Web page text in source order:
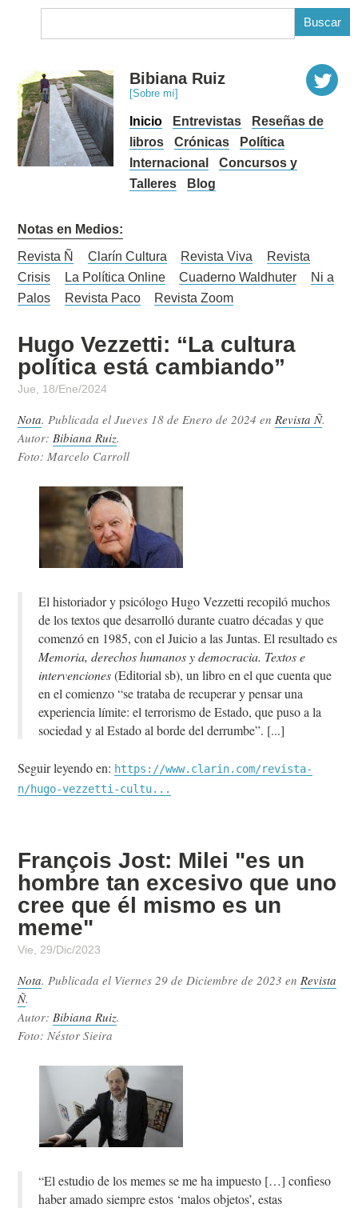
Bibiana Ruiz
[Sobre mí]
Inicio Entrevistas
Reseñas de
libros
Crónicas
Política
Internacional
Concursos y
Talleres
Blog
Notas en Medios:
Revista Ñ
Clarín Cultura Revista Viva
Revista
Crisis
La Política Online Cuaderno Waldhuter
Ni a
Palos
Revista Paco Revista Zoom
Hugo Vezzetti: “La cultura
política está cambiando”
Jue, 18/Ene/2024
Nota. Publicada elJueves 18 de Enero de 2024 enRevista Ñ.
Autor:Bibiana Ruiz.
Foto: Marcelo Carroll
El historiador y psicólogo Hugo Vezzetti recopiló muchos
de los textos que desarrolló durante cuatro décadas y que
comenzó en 1985, con el Juicio a las Juntas. El resultado es
Memoria, derechos humanos y democracia. Textos e
intervenciones(Editorial sb), un libro en el que cuenta que
en el comienzo “se trataba de recuperar y pensar una
experiencia límite: el terrorismo de Estado, que puso a la
sociedad y al Estado al borde del derrumbe”.
Seguir leyendo en: https://www.clarin.com/revista-
n/hugo-vezzetti-cultu...
François Jost: Milei "es un
hombre tan excesivo que uno
cree que él mismo es un
meme"
Vie, 29/Dic/2023
Nota. Publicada el Viernes 29 de Diciembre de 2023 enRevista
Ñ.
Autor:Bibiana Ruiz.
Foto: Néstor Sieira
“El estudio de los memes se me ha impuesto […] confieso
haber amado siempre estos ‘malos objetos’, estas